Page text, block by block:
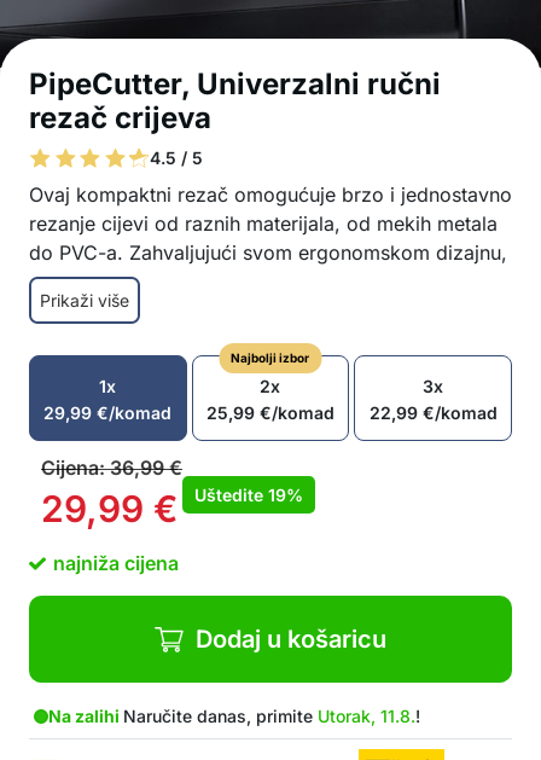
PipeCutter, Univerzalni ručni
rezač crijeva
4.5 / 5
Ovaj kompaktni rezač omogućuje brzo i jednostavno
rezanje cijevi od raznih materijala, od mekih metala
do PVC-a. Zahvaljujući svom ergonomskom dizajnu,
osigurava minimalan radni napor, omogućujući
precizne rezove čak i u uskim prostorima.
Precizno rezanje za glatke, čiste rezove bez
deformiranja cijevi
Ergonomska ručka dizajnirana za jednostavnu
upotrebu s minimalnim naporom
Korisno u uskim prostorima, idealno za teško
dostupne kutove
Pogodno za bakrene, aluminijske, čelične i PVC
Njegove izdržljive oštrice i praktičan dizajn čine
ga idealnim za svakoga tko radi na vodovodu,
grijanju, sanitarijama ili industrijskim
instalacijama
Također pogodno za kućnu upotrebu
Izrađeno od kvalitetnog čelika za dugotrajnu
upotrebu
Prikaži više
1x
29,99€/komad
Najbolji izbor
2x
25,99 €/komad
3x
22,99 €/komad
Cijena:36,99€
29,99 € Uštedite 19%
najniža cijena
Dodaj u košaricu
Na zalihi Naručite danas, primite Utorak, 11.8.!